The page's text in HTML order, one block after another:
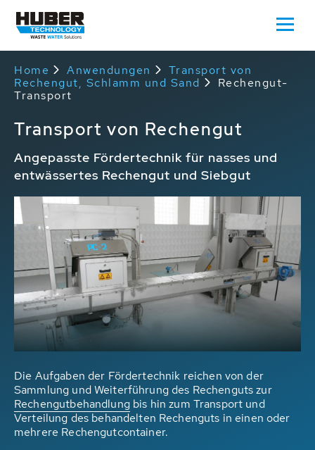
Home Anwendungen
Transport von
Rechengut, Schlamm und Sand
Rechengut-
Transport
Transport von Rechengut
Angepasste Fördertechnik für nasses und
entwässertes Rechengut und Siebgut
Die Aufgaben der Fördertechnik reichen von der
Sammlung und Weiterführung des Rechenguts zur
Rechengutbehandlungbis hin zum Transport und
Verteilung des behandelten Rechenguts in einen oder
mehrere Rechengutcontainer.